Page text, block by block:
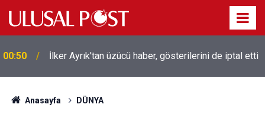
00:39
Liverpool efsanesi Mısırlı yıldız Mohamed Salah
Trabzonspor ile anlaştı! Yarın geliyor
Anasayfa DÜNYA